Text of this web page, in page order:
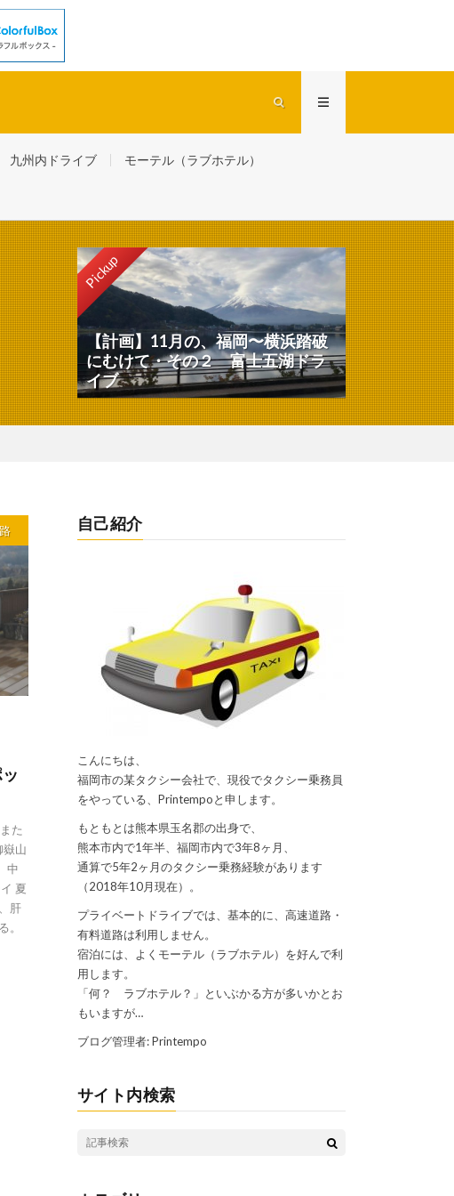
九州内ドライブ モーテル（ラブホテル）
Pickup
【計画】11月の、福岡〜横浜踏破
にむけて・その２ 富士五湖ドラ
イブ
た
嶽山
中
夏
肝
。
自己紹介
こんにちは、
福岡市の某タクシー会社で、現役でタクシー乗務員
をやっている、Printempoと申します。
もともとは熊本県玉名郡の出身で、
熊本市内で1年半、福岡市内で3年8ヶ月、
通算で5年2ヶ月のタクシー乗務経験があります
（2018年10月現在）。
プライベートドライブでは、基本的に、高速道路・
有料道路は利用しません。
宿泊には、よくモーテル（ラブホテル）を好んで利
用します。
「何？ ラブホテル？」といぶかる方が多いかとお
もいますが…
ブログ管理者: Printempo
サイト内検索